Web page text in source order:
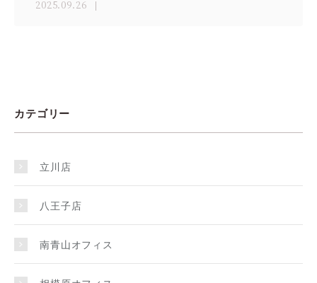
2025.09.26
カテゴリー
立川店
八王子店
南青山オフィス